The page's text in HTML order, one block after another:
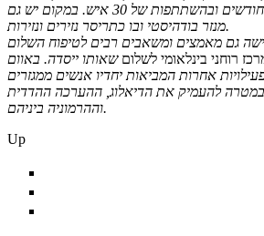
מדיטציה בשתיקה בן 12 חודשים ובהשתתפות של 30 איש. במקום יש גם
מנזר בודהיסטי ובו כתריסר נזירים ונזירות.
גם מאמצים ומשאבים רבים לטיפוח השלום
רוחני בינלאומי לשלום שאותו ייסדה. באוום
אחרות המביאות יחדיו אנשים ממגזרים
במטרה להעמיק את הדיאלוג, ההערכה ההדדית
וההרמוניה ביניהם.
Up